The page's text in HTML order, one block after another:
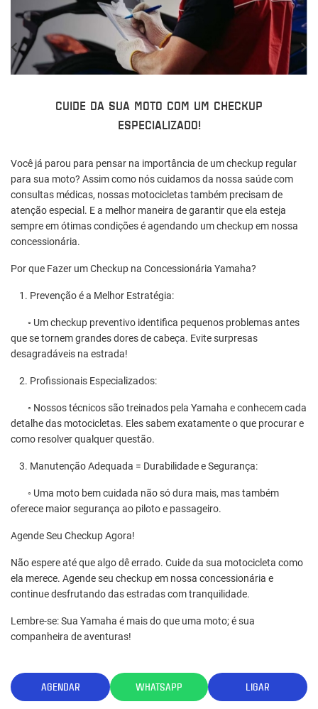
CUIDE DA SUA MOTO COM UM CHECKUP
ESPECIALIZADO!
Você já parou para pensar na importância de um checkup regular
para sua moto? Assim como nós cuidamos da nossa saúde com
consultas médicas, nossas motocicletas também precisam de
atenção especial. E a melhor maneira de garantir que ela esteja
sempre em ótimas condições é agendando um checkup em nossa
concessionária.
Por que Fazer um Checkup na Concessionária Yamaha?
1. Prevenção é a Melhor Estratégia:
◦ Um checkup preventivo identifica pequenos problemas antes
que se tornem grandes dores de cabeça. Evite surpresas
desagradáveis na estrada!
2. Profissionais Especializados:
◦ Nossos técnicos são treinados pela Yamaha e conhecem cada
detalhe das motocicletas. Eles sabem exatamente o que procurar e
como resolver qualquer questão.
3. Manutenção Adequada = Durabilidade e Segurança:
◦ Uma moto bem cuidada não só dura mais, mas também
oferece maior segurança ao piloto e passageiro.
Agende Seu Checkup Agora!
Não espere até que algo dê errado. Cuide da sua motocicleta como
ela merece. Agende seu checkup em nossa concessionária e
continue desfrutando das estradas com tranquilidade.
Lembre-se: Sua Yamaha é mais do que uma moto; é sua
companheira de aventuras!
AGENDAR WHATSAPP LIGAR